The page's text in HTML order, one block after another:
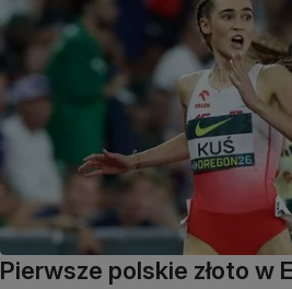
Pierwsze polskie złoto w